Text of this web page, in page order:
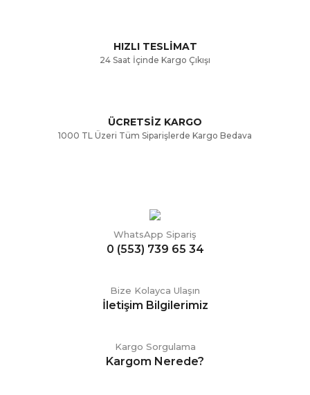
Gönder
HIZLI TESLİMAT
24 Saat İçinde Kargo Çıkışı
ÜCRETSİZ KARGO
1000 TL Üzeri Tüm Siparişlerde Kargo Bedava
WhatsApp Sipariş
0 (553) 739 65 34
Bize Kolayca Ulaşın
İletişim Bilgilerimiz
Kargo Sorgulama
Kargom Nerede?